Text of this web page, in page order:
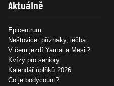
Aktuálně
Epicentrum
Neštovice: příznaky, léčba
V čem jezdí Yamal a Mesii?
Kvízy pro seniory
Kalendář úplňků 2026
Co je bodycount?